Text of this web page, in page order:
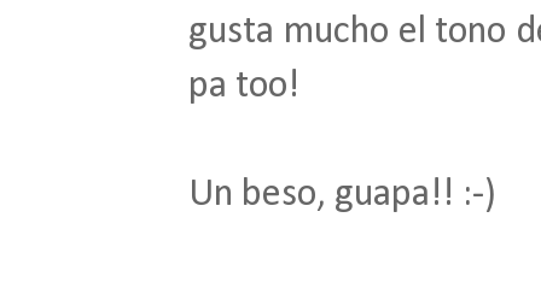
gusta mucho el tono
pa too!
Un beso, guapa!! :-)